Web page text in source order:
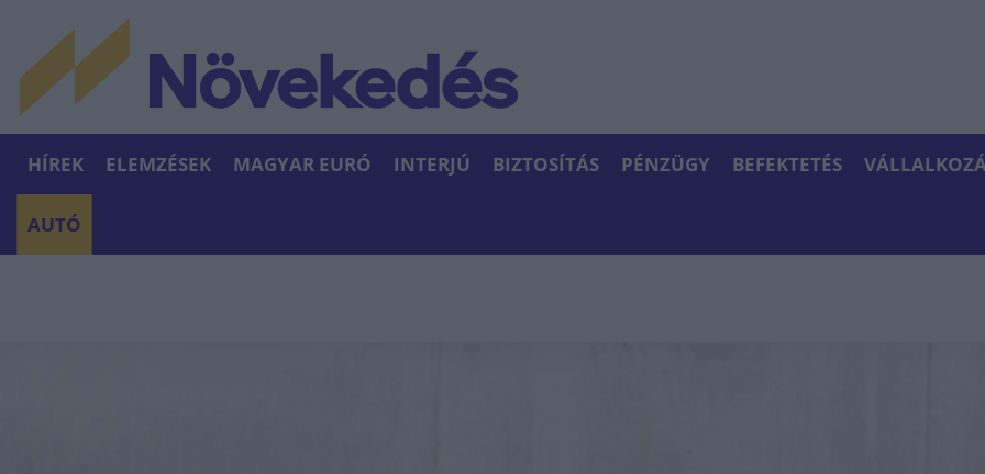
HÍREK ELEMZÉSEK MAGYAR EURÓ INTERJÚ BIZTOSÍTÁS PÉNZÜGY BEFEKTETÉS
AUTÓ